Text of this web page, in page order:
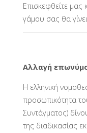
Επισκεφθείτε
γάμου σας θα
Αλλαγή
Η ελληνική
προσωπικότητα
Συντάγματος)
της διαδικασίας